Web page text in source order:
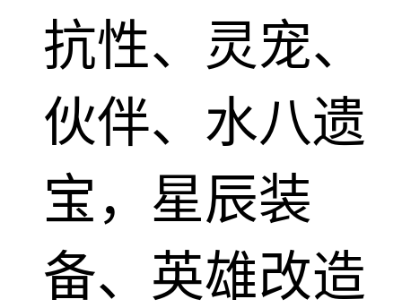
抗性、灵宠、
伙伴、水八遗
宝，星辰装
备、英雄改造